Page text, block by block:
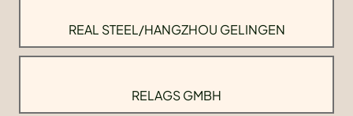
REAL STEEL/HANGZHOU GELINGEN
RELAGS GMBH